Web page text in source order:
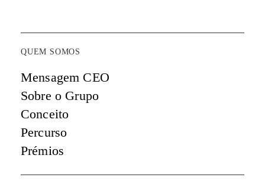
QUEM SOMOS
Mensagem CEO
Sobre o Grupo
Conceito
Percurso
Prémios